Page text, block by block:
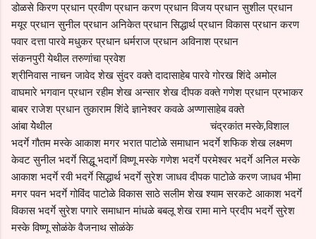
डोळसे किरण प्रधान प्रवीण प्रधान करण प्रधान विजय प्रधान सुशील प्रधान
मयूर प्रधान सुनील प्रधान अनिकेत प्रधान सिद्धार्थ प्रधान विकास प्रधान करण
पवार दत्ता पारवे मधुकर प्रधान धर्मराज प्रधान अविनाश प्रधान
संकनपुरी येथील तरुणांचा प्रवेश
श्रीनिवास नाचन जावेद शेख सुंदर वक्ते दादासाहेब पारवे गोरख शिंदे अमोल
वाघमारे भगवान प्रधान रहीम शेख अन्सार शेख दीपक वक्ते गणेश प्रधान प्रभाकर
बाबर राजेश प्रधान तुकाराम शिंदे ज्ञानेश्वर कवळे अण्णासाहेब वक्ते
आंबा येेथील चंद्रकांत मस्के,विशाल
भदर्गे गौतम मस्के आकाश मगर भरात पाटोळे समाधान भदर्गे शफिक शेख लक्ष्मण
केवट सुनील भदर्गे सिद्धू भदार्गे विष्णू मस्के गणेश भदर्गे परमेश्वर भदर्गे अनिल मस्के
आकाश भदर्गे रवी भदर्गे सिद्धार्थ भदर्गे सुरेश जाधव दीपक पाटोळे करण जाधव भीमा
मगर पवन भदर्गे गोविंद पाटोळे विकास साठे सलीम शेख श्याम सरकटे आकाश भदर्गे
विकास भदर्गे सुरेश पगारे समाधान मांधळे बबलू शेख रामा माने प्रदीप भदर्गे सुरेश
मस्के विष्णू सोळंके वैजनाथ सोळंके